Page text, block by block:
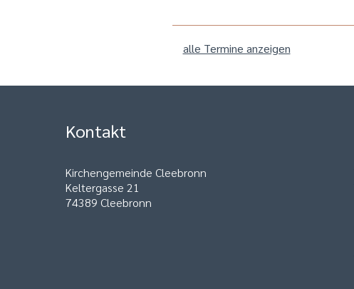
alle Termine anzeigen
Kontakt
Kirchengemeinde Cleebronn
Keltergasse 21
74389 Cleebronn